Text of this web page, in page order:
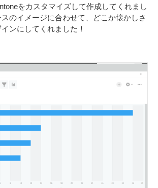
をカスタマイズして作成してくれまし
のイメージに合わせて、どこか懐かしさ
ンにしてくれました！